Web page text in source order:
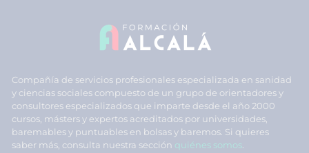
Compañía de servicios profesionales especializada en sanidad
y ciencias sociales compuesto de un grupo de orientadores y
consultores especializados que imparte desde el año 2000
cursos, másters y expertos acreditados por universidades,
baremables y puntuables en bolsas y baremos. Si quieres
saber más, consulta nuestra sección quiénes somos